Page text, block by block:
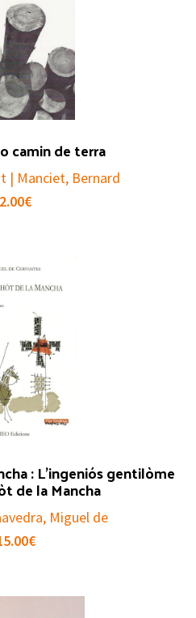
camin de terra
| Manciet, Bernard
2.00€
: L’ingeniós gentilòme
de la Mancha
Miguel de
€